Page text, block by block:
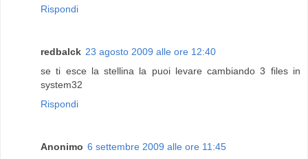
Rispondi
redbalck 23 agosto 2009 alle ore 12:40
se ti esce la stellina la puoi levare cambiando 3 files in
system32
Rispondi
Anonimo 6 settembre 2009 alle ore 11:45